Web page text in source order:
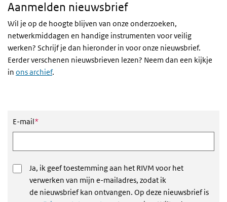
Aanmelden nieuwsbrief
Wil je op de hoogte blijven van onze onderzoeken,
netwerkmiddagen en handige instrumenten voor veilig
werken? Schrijf je dan hieronder in voor onze nieuwsbrief.
Eerder verschenen nieuwsbrieven lezen? Neem dan een kijkje
in ons archief.
Nieuwsbrief aanmeldformulier
E-mail*Dit veld is verplicht
Ja, ik geef toestemming aan het RIVM voor het
verwerken van mijn e-mailadres, zodat ik
de nieuwsbrief kan ontvangen. Op deze nieuwsbrief is